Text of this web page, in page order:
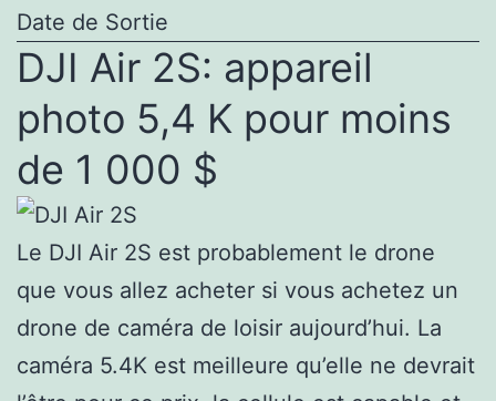
Date de Sortie
DJI Air 2S: appareil
photo 5,4 K pour moins
de 1 000 $
Le DJI Air 2S est probablement le drone
que vous allez acheter si vous achetez un
drone de caméra de loisir aujourd’hui. La
caméra 5.4K est meilleure qu’elle ne devrait